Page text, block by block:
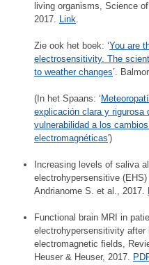
living organisms, Science
2017. Link.
Zie ook het boek: ‘You are
electrosensitivity. The
to weather changes’.
(In het Spaans: ‘
explicación clara y rigurosa
vulnerabilidad a los
electromagnéticas')
Increasing levels of saliva
electrohypersensitive
Andrianome S. et al., 2017.
Functional brain MRI in
electrohypersensitivity after
electromagnetic fields,
Heuser & Heuser, 2017.